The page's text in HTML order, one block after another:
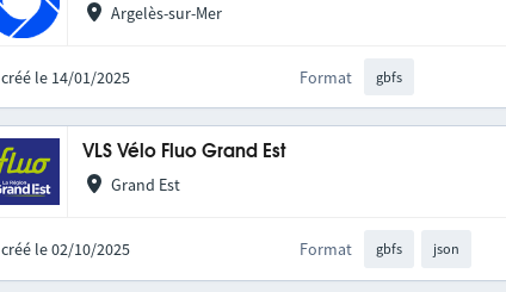
Argelès-sur-Mer
créé le 14/01/2025 Format gbfs
VLS Vélo Fluo Grand Est
Grand Est
créé le 02/10/2025 Format gbfs json